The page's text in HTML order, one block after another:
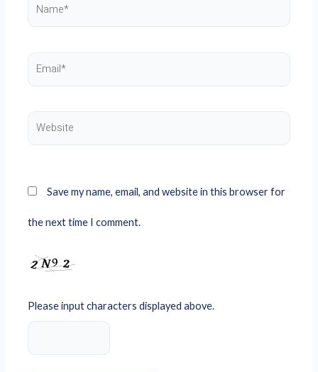
Name*
Email*
Website
Save my name, email, and website in this browser for
the next time I comment.
Please input characters displayed above.